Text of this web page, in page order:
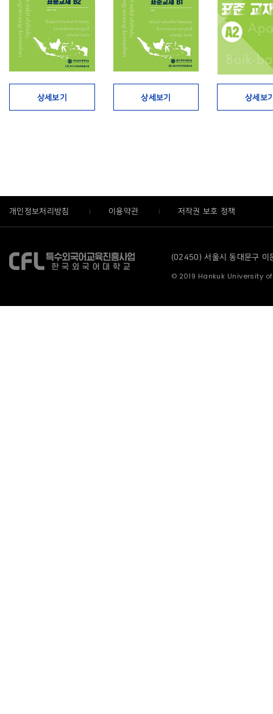
상세보기 상세보기 상세보
개인정보처리방침 이용약관 저작권 보호 정책
(02450) 서울시 동대문구
© 2019 Hankuk University